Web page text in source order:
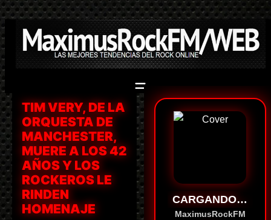
Saltar
al
contenido
TIM VERY, DE LA
ORQUESTA DE
MANCHESTER,
MUERE A LOS 42
AÑOS Y LOS
ROCKEROS LE
RINDEN
HOMENAJE
CARGANDO…
MaximusRockFM